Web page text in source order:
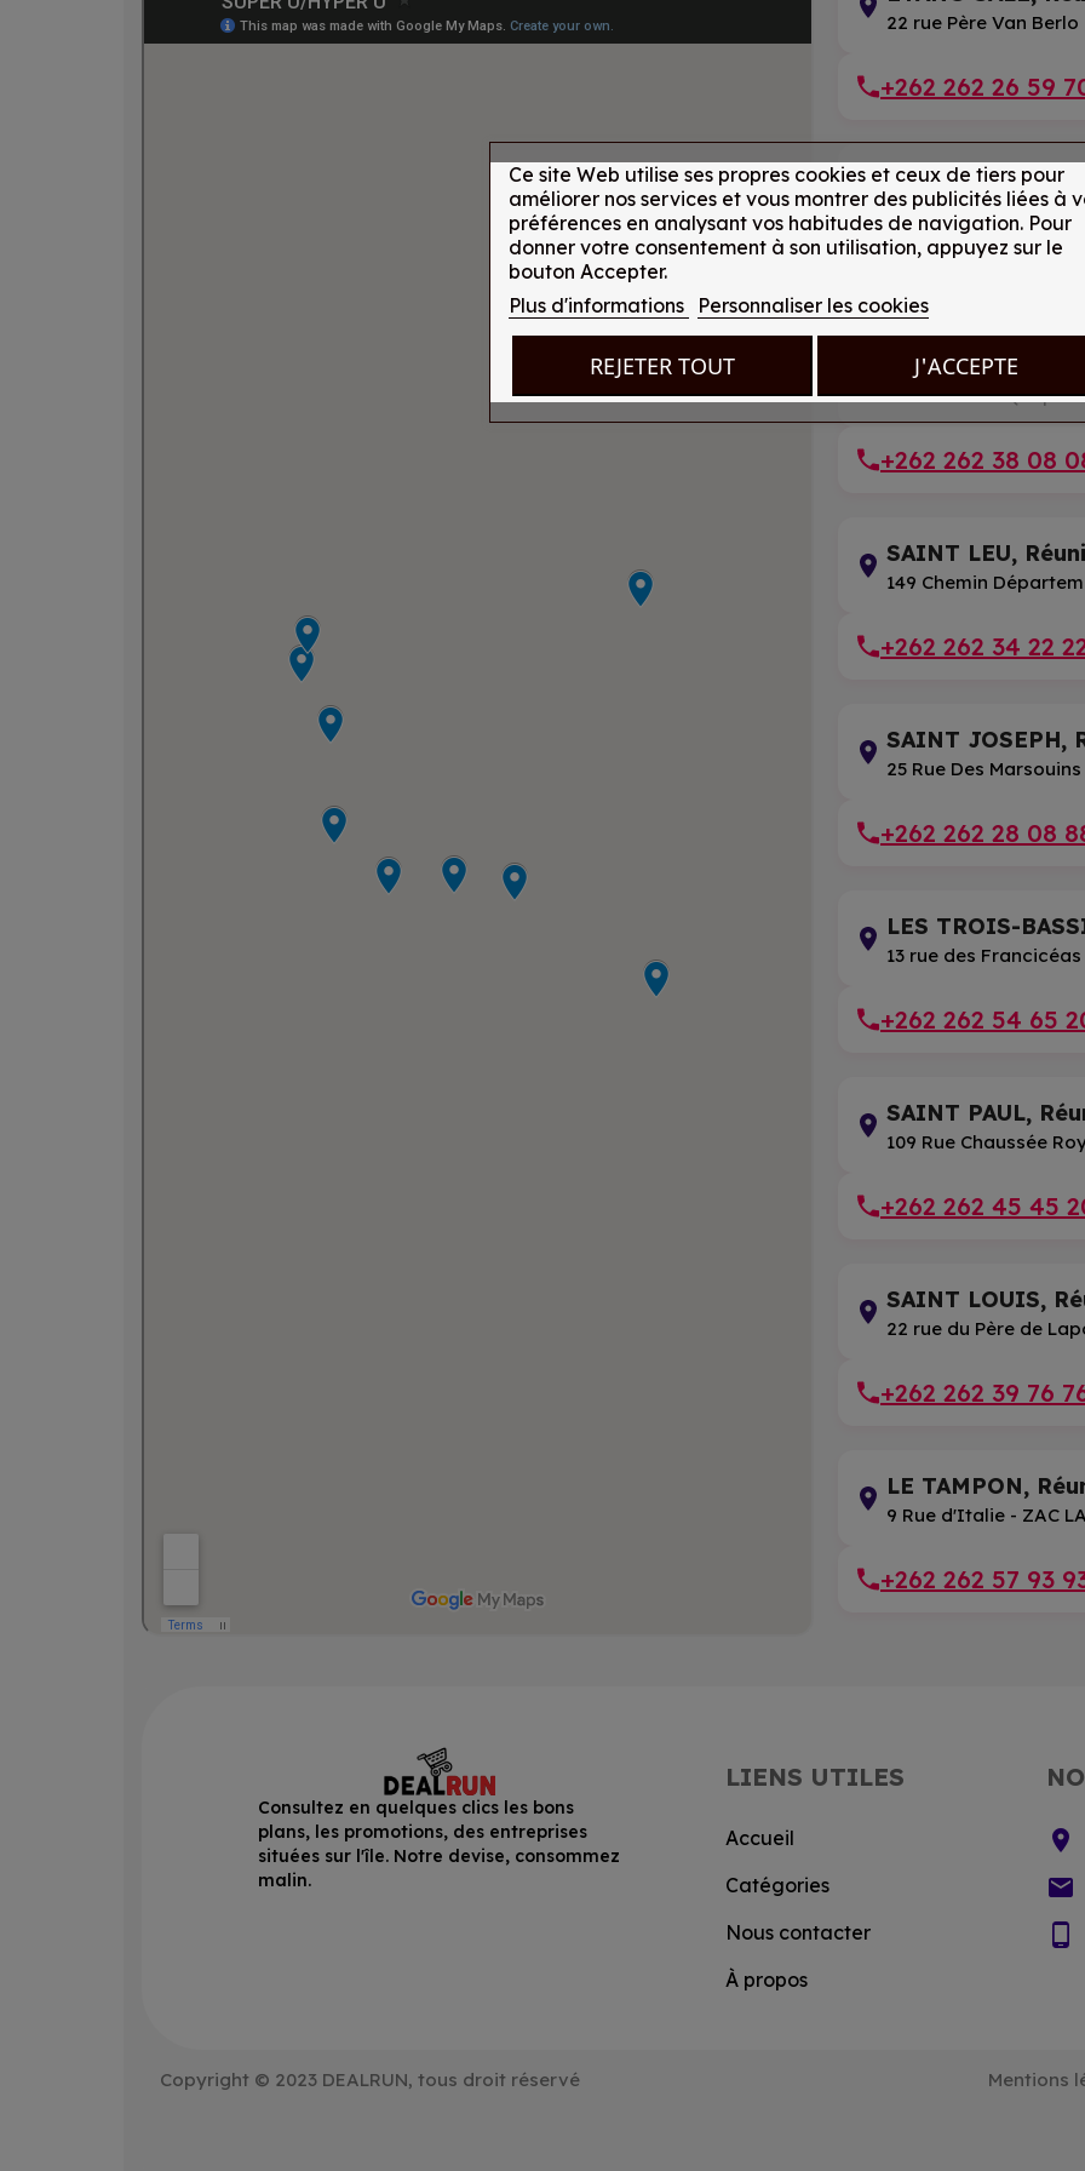
22 rue Père Van Berlo
+262 262 26 59
SAINT ANDRÉ,
200 rue du Lycée
SAINT PAUL,
25 rue d'Eden
+262 262 38 08
SAINT LEU,
149 Chemin
+262 262 34 22
SAINT JOSEPH,
25 Rue Des Marsouins
+262 262 28 08
LES TROIS-
13 rue des Francicéas
+262 262 54 65
SAINT PAUL,
109 Rue Chaussée
+262 262 45 45
SAINT LOUIS,
22 rue du Père de
+262 262 39 76
LE TAMPON,
9 Rue d'Italie - ZAC
+262 262 57 93
Ce site Web utilise ses propres cookies et ceux de tiers pour
améliorer nos services et vous montrer des publicités liées à
préférences en analysant vos habitudes de navigation. Pour
donner votre consentement à son utilisation, appuyez sur le
bouton Accepter.
Plus d'informations
Personnaliser les cookies
REJETER TOUT J'ACCEPTE
Consultez en quelques clics les bons
plans, les promotions, des entreprises
situées sur l'île. Notre devise, consommez
malin.
LIENS UTILES
Accueil
Catégories
Nous contacter
À propos
location_on
email
phone_android
Copyright © 2023 DEALRUN, tous droit réservé Mentions